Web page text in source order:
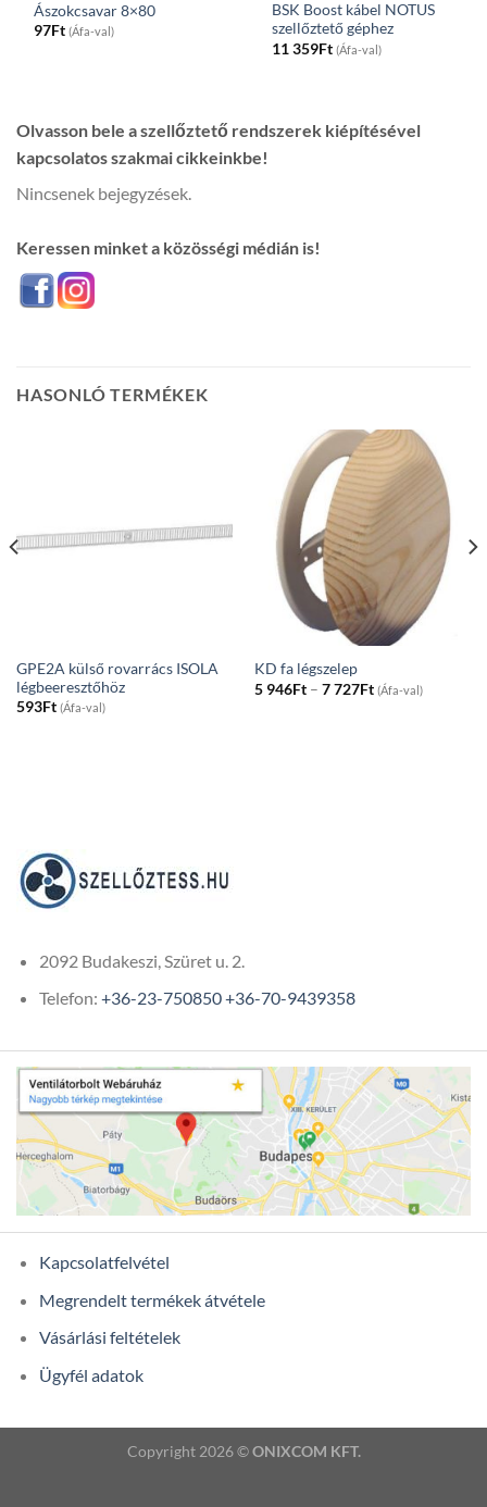
Ászokcsavar 8×80
97Ft (Áfa-val)
BSK Boost kábel NOTUS
szellőztető géphez
11 359Ft (Áfa-val)
Olvasson bele a szellőztető rendszerek kiépítésével
kapcsolatos szakmai cikkeinkbe!
Nincsenek bejegyzések.
Keressen minket a közösségi médián is!
HASONLÓ TERMÉKEK
GPE2A külső rovarrács ISOLA
légbeeresztőhöz
593Ft (Áfa-val)
KD fa légszelep
5 946Ft – 7 727FtPrice
range:
(Áfa-val)
2092 Budakeszi, Szüret u. 2.
Telefon: +36-23-750850+36-70-9439358
Kapcsolatfelvétel
Megrendelt termékek átvétele
Vásárlási feltételek
Ügyfél adatok
Copyright 2026 ©ONIXCOM KFT.